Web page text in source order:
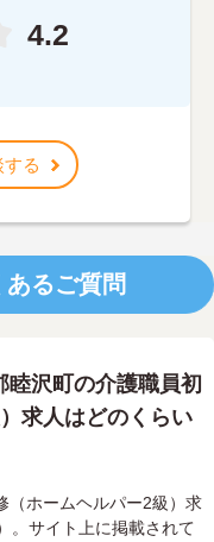
4.2
る
るご質問
沢町の介護職員初
求人はどのくらい
（ホームヘルパー2級）求
。サイト上に掲載されて